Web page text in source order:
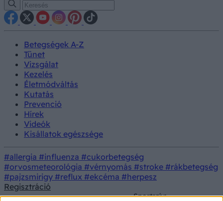
Betegségek A-Z
Tünet
Vizsgálat
Kezelés
Életmódváltás
Kutatás
Prevenció
Hírek
Videók
Kisállatok egészsége
#allergia #influenza #cukorbetegség
#orvosmeteorológia #vérnyomás #stroke #rákbetegség
#pajzsmirigy #reflux #ekcéma #herpesz
Regisztráció
Sportszív: